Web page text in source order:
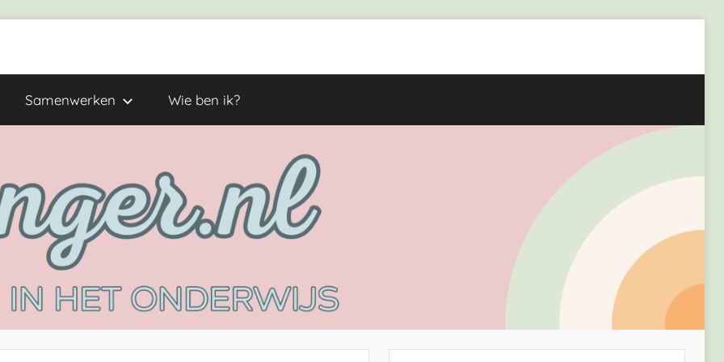
Samenwerken Wie ben ik?